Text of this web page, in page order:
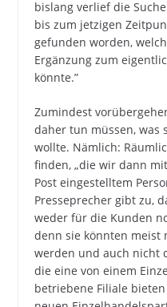
bislang verlief die
bis zum jetzigen
gefunden worden,
Ergänzung zum
könnte.”
Zumindest
daher tun müssen, was
wollte. Nämlich:
finden, „die wir dann
Post eingestelltem
Presseprecher gibt zu,
weder für die Kunden
denn sie könnten
werden und auch nicht
die eine von einem
betriebene Filiale